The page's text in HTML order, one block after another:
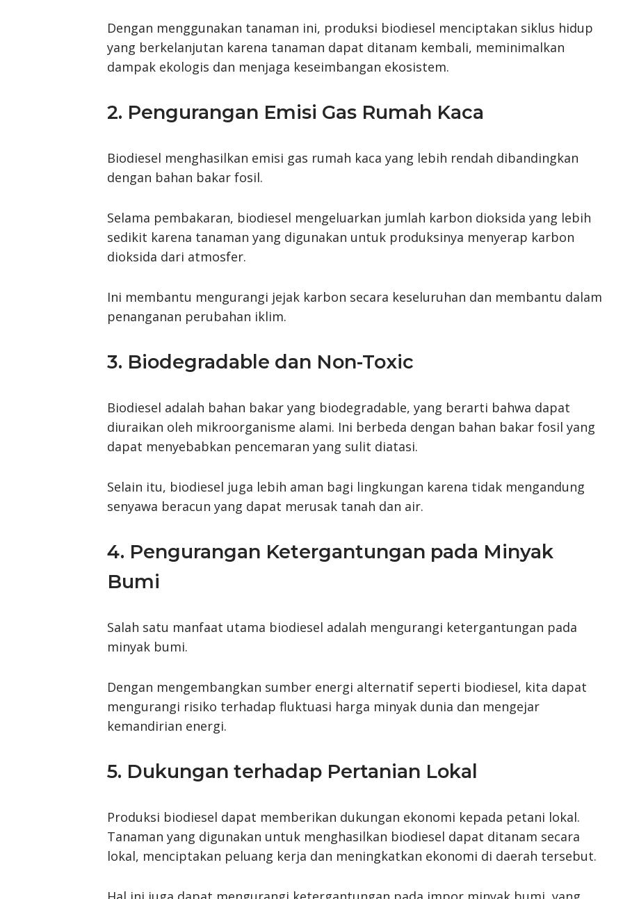
Dengan menggunakan tanaman ini, produksi biodiesel menciptakan siklus hidup
yang berkelanjutan karena tanaman dapat ditanam kembali, meminimalkan
dampak ekologis dan menjaga keseimbangan ekosistem.
2. Pengurangan Emisi Gas Rumah Kaca
Biodiesel menghasilkan emisi gas rumah kaca yang lebih rendah dibandingkan
dengan bahan bakar fosil.
Selama pembakaran, biodiesel mengeluarkan jumlah karbon dioksida yang lebih
sedikit karena tanaman yang digunakan untuk produksinya menyerap karbon
dioksida dari atmosfer.
Ini membantu mengurangi jejak karbon secara keseluruhan dan membantu dalam
penanganan perubahan iklim.
3. Biodegradable dan Non-Toxic
Biodiesel adalah bahan bakar yang biodegradable, yang berarti bahwa dapat
diuraikan oleh mikroorganisme alami. Ini berbeda dengan bahan bakar fosil yang
dapat menyebabkan pencemaran yang sulit diatasi.
Selain itu, biodiesel juga lebih aman bagi lingkungan karena tidak mengandung
senyawa beracun yang dapat merusak tanah dan air.
4. Pengurangan Ketergantungan pada Minyak
Bumi
Salah satu manfaat utama biodiesel adalah mengurangi ketergantungan pada
minyak bumi.
Dengan mengembangkan sumber energi alternatif seperti biodiesel, kita dapat
mengurangi risiko terhadap fluktuasi harga minyak dunia dan mengejar
kemandirian energi.
5. Dukungan terhadap Pertanian Lokal
Produksi biodiesel dapat memberikan dukungan ekonomi kepada petani lokal.
Tanaman yang digunakan untuk menghasilkan biodiesel dapat ditanam secara
lokal, menciptakan peluang kerja dan meningkatkan ekonomi di daerah tersebut.